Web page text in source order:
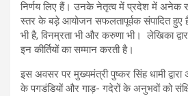
निर्णय लिए हैं। उनके नेतृत्व में प्रदेश में अनेक
स्तर के बड़े आयोजन सफलतापूर्वक संपादित
भी है, विनम्रता भी और करुणा भी। लेखिका
इन कीर्तियों का सम्मान करती है।
इस अवसर पर मुख्यमंत्री पुष्कर सिंह धामी
के पगडंडियों और गाड़- गदेरों के अनुभवों को